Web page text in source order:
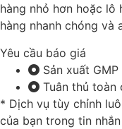
hàng nhỏ hơn hoặc lô
hàng nhanh chóng và
Yêu cầu báo giá
Sản xuất GMP
Tuân thủ toàn
* Dịch vụ tùy chỉnh
của bạn trong tin